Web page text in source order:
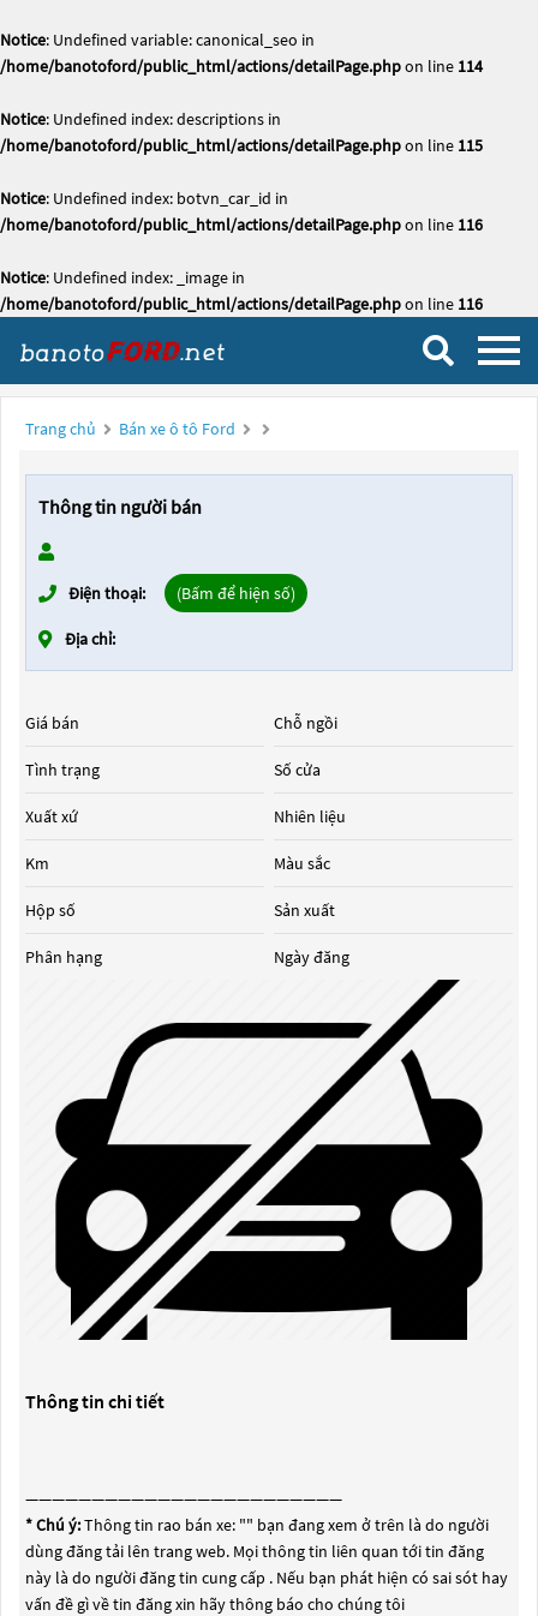
Notice: Undefined variable: canonical_seo in
/home/banotoford/public_html/actions/detailPage.phpon line 114
Notice: Undefined index: descriptions in
/home/banotoford/public_html/actions/detailPage.phpon line 115
Notice: Undefined index: botvn_car_id in
/home/banotoford/public_html/actions/detailPage.phpon line 116
Notice: Undefined index: _image in
/home/banotoford/public_html/actions/detailPage.phpon line 116
Trang chủ Bán xe ô tô Ford
Thông tin người bán
Điện thoại: (Bấm để hiện số)
Địa chỉ:
Giá bán
Tình trạng
Xuất xứ
Km
Hộp số
Phân hạng
Chỗ ngồi
Số cửa
Nhiên liệu
Màu sắc
Sản xuất
Ngày đăng
Thông tin chi tiết
————————————————————————
* Chú ý:Thông tin rao bán xe: "" bạn đang xem ở trên là do người
dùng đăng tải lên trang web. Mọi thông tin liên quan tới tin đăng
này là do người đăng tin cung cấp . Nếu bạn phát hiện có sai sót hay
vấn đề gì về tin đăng xin hãy thông báo cho chúng tôi